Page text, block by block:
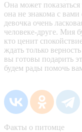
Она может
она не знакома с
девочка очень
человеке-друге. Мия
кто ценит
ждать только
вы готовы подарить
будем рады помочь
Факты о питомце